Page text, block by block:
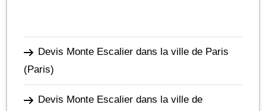
Devis Monte Escalier dans la ville de Paris
(Paris)
Devis Monte Escalier dans la ville de